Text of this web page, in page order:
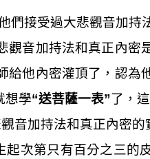
們接受過大悲觀音加持
音加持法和真正內密
他內密灌頂了，認為
想學“送菩薩一表”了，
音加持法和真正內密的
次第只有百分之三的